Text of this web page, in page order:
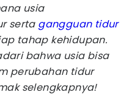
usia
serta gangguan tidur
tahap kehidupan.
bahwa usia bisa
perubahan tidur
selengkapnya!